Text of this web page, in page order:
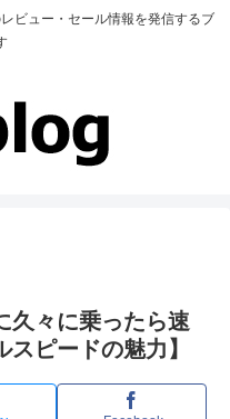
ビュー・セール情報を発信するブ
久々に乗ったら速
ピードの魅力】